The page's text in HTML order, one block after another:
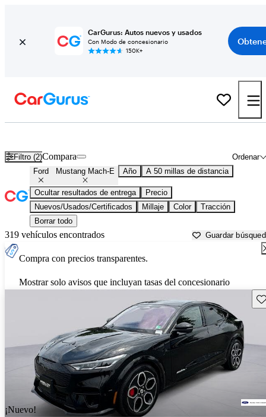
CarGurus: Autos nuevos y usados
Con Modo de concesionario
150K+
Filtro (2) Ordenar
Compara
Ford Mustang Mach-E Año A 50 millas de distancia
Ocultar resultados de entrega
Precio
Nuevos/Usados/Certificados
Millaje Color
Tracción
Borrar todo
319 vehículos encontrados Guardar
Compra con precios transparentes.
Mostrar solo avisos que incluyan tasas del concesionario
¡Nuevo!